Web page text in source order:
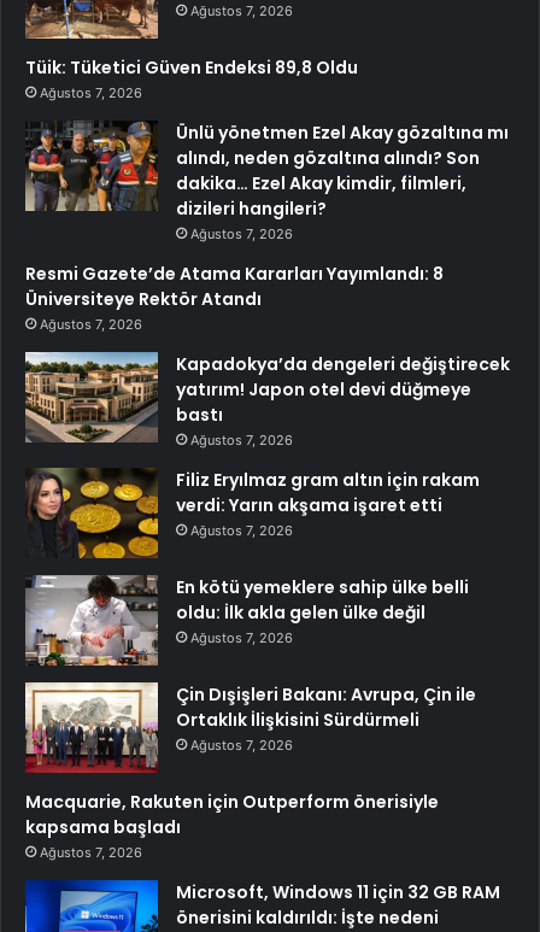
Ağustos 7, 2026
Tüik: Tüketici Güven Endeksi 89,8 Oldu
Ağustos 7, 2026
Ünlü yönetmen Ezel Akay gözaltına mı
alındı, neden gözaltına alındı? Son
dakika… Ezel Akay kimdir, filmleri,
dizileri hangileri?
Ağustos 7, 2026
Resmi Gazete’de Atama Kararları Yayımlandı: 8
Üniversiteye Rektör Atandı
Ağustos 7, 2026
Kapadokya’da dengeleri değiştirecek
yatırım! Japon otel devi düğmeye
bastı
Ağustos 7, 2026
Filiz Eryılmaz gram altın için rakam
verdi: Yarın akşama işaret etti
Ağustos 7, 2026
En kötü yemeklere sahip ülke belli
oldu: İlk akla gelen ülke değil
Ağustos 7, 2026
Çin Dışişleri Bakanı: Avrupa, Çin ile
Ortaklık İlişkisini Sürdürmeli
Ağustos 7, 2026
Macquarie, Rakuten için Outperform önerisiyle
kapsama başladı
Ağustos 7, 2026
Microsoft, Windows 11 için 32 GB RAM
önerisini kaldırıldı: İşte nedeni